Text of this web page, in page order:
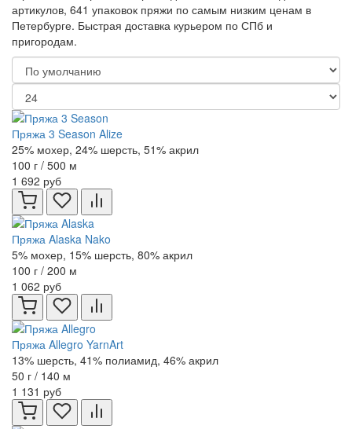
артикулов, 641 упаковок пряжи по самым низким ценам в
Петербурге. Быстрая доставка курьером по СПб и
пригородам.
Пряжа 3 Season Alize
25% мохер, 24% шерсть, 51% акрил
100 г / 500 м
1 692 руб
Пряжа Alaska Nako
5% мохер, 15% шерсть, 80% акрил
100 г / 200 м
1 062 руб
Пряжа Allegro YarnArt
13% шерсть, 41% полиамид, 46% акрил
50 г / 140 м
1 131 руб